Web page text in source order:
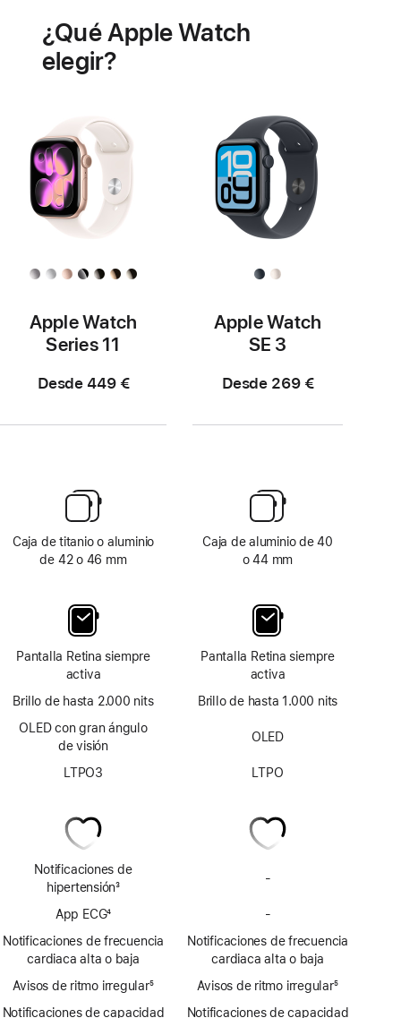
cardiaca
¿Qué Apple Watch
elegir?
Apple Watch
Series 11
Desde 449 €
Caja de titanio o aluminio
de 42 o 46 mm
Pantalla Retina siempre
activa
Brillo de hasta 2.000 nits
OLED con gran ángulo
de visión
LTPO3
Notificaciones de
hipertensión
pie
3
App ECG
a
pie
de
4
Notificaciones de frecuencia
cardiaca alta o baja
Avisos de ritmo irregular5
Notificaciones de capacidad
Apple Watch
SE 3
Desde 269 €
Caja de aluminio de 40
o 44 mm
Pantalla Retina siempre
activa
Brillo de hasta 1.000 nits
OLED
LTPO
-
posible
hipertensión
-
la
app
ECG
Notificaciones de frecuencia
cardiaca alta o baja
Avisos de ritmo irregular5
Notificaciones de capacidad